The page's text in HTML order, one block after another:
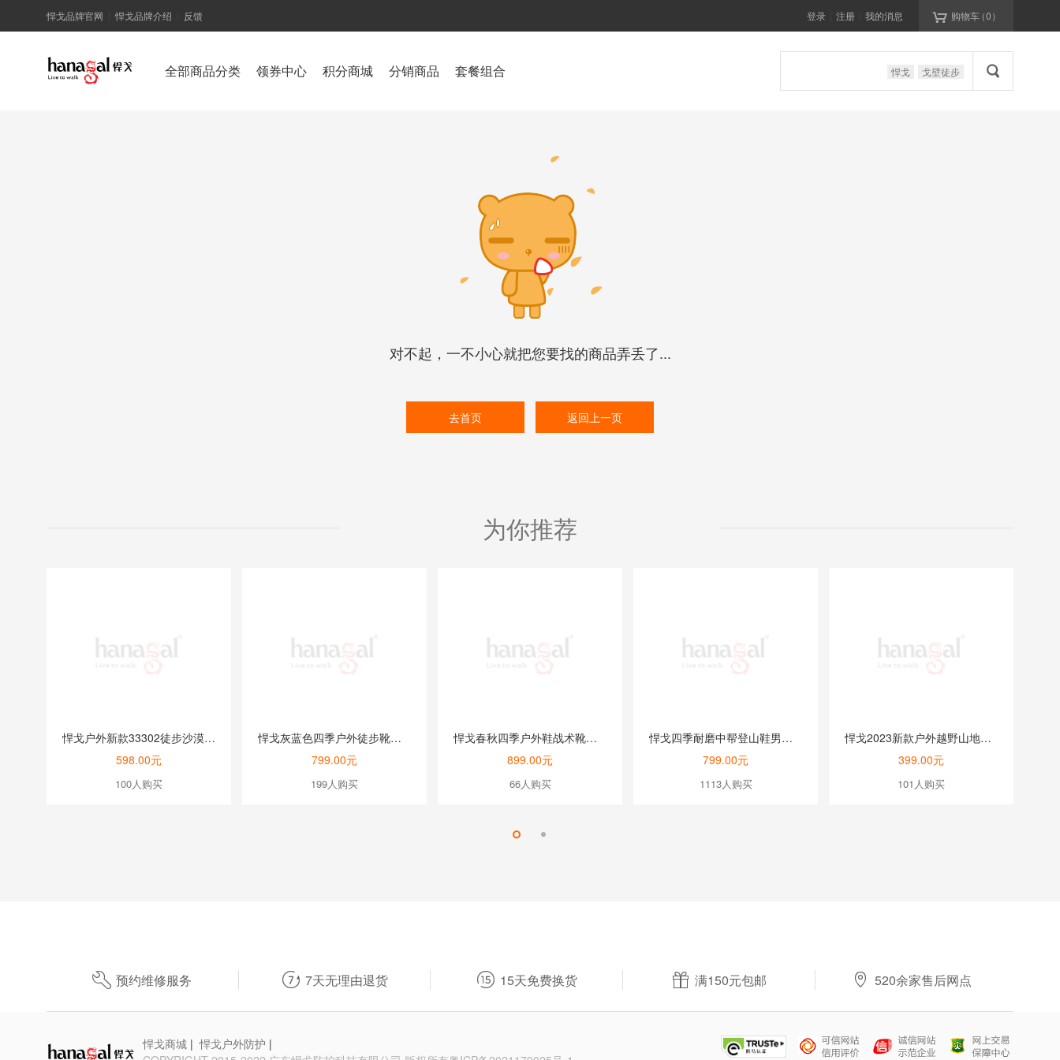
 购物车（0）
我的消息
注册
登录
悍戈品牌官网 悍戈品牌介绍 反馈
全部商品分类 领券中心 积分商城 分销商品 套餐组合 悍戈 戈壁徒步 
对不起，一不小心就把您要找的商品弄丢了...
去首页 返回上一页
为你推荐
悍戈户外新款33302徒步沙漠靴真皮高帮马丁靴战术靴YKK拉链
598.00元
100人购买
悍戈灰蓝色四季户外徒步靴登山鞋全防水鞋高山鞋冬季保暖V底13336L
799.00元
199人购买
悍戈春秋四季户外鞋战术靴特种兵V底快速扣低帮男女靴23342B
899.00元
66人购买
悍戈四季耐磨中帮登山鞋男士防水鞋女徒步鞋真牛皮防滑透气户外鞋51992
799.00元
1113人购买
悍戈2023新款户外越野山地公路跑鞋轻量透气舒适徒步鞋
399.00元
101人购买
 预约维修服务  7天无理由退货  15天免费换货  满150元包邮  520余家售后网点
悍戈商城 |悍戈户外防护 |